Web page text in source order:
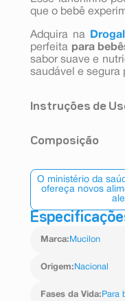
que o bebê
Adquira na Drogal
perfeita para
sabor suave e
saudável e segura
Instruções de
Composição
(carbonato de
(vitamina
O ministério da
ofereça novos
Marca: Mucilon
Origem: Nacional
Fases da Vida: Para